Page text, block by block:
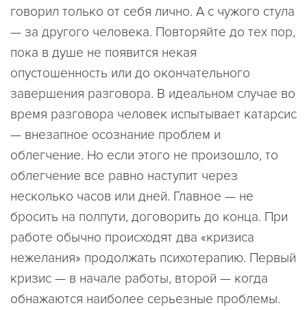
говорил только от себя лично. А с чужого стула
— за другого человека. Повторяйте до тех пор,
пока в душе не появится некая
опустошенность или до окончательного
завершения разговора. В идеальном случае во
время разговора человек испытывает катарсис
— внезапное осознание проблем и
облегчение. Но если этого не произошло, то
облегчение все равно наступит через
несколько часов или дней. Главное — не
бросить на полпути, договорить до конца. При
работе обычно происходят два «кризиса
нежелания» продолжать психотерапию. Первый
кризис — в начале работы, второй — когда
обнажаются наиболее серьезные проблемы.